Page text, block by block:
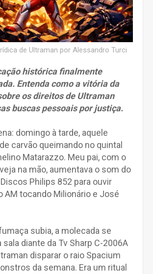
de Ultraman por Alessandro Turci
histórica finalmente
Entenda como a vitória da
os direitos de Ultraman
buscas pessoais por justiça.
domingo à tarde, aquele
carvão queimando no quintal
Matarazzo. Meu pai, com o
na mão, aumentava o som do
Philips 852 para ouvir
AM tocando Milionário e José
subia, a molecada se
sala diante da Tv Sharp C-2006A
disparar o raio Spacium
da semana. Era um ritual